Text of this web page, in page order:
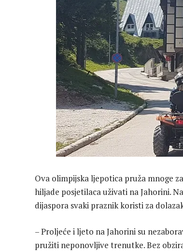
Ova olimpijska ljepotica pruža mnoge
hiljade posjetilaca uživati na Jahorini.
dijaspora svaki praznik koristi za
– Proljeće i ljeto na Jahorini su
pružiti neponovljive trenutke. Bez